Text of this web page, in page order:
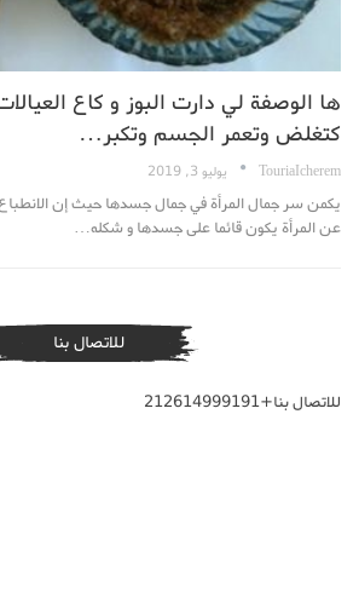
ها الوصفة لي دارت البوز و كاع
كتغلض وتعمر الجسم وتكبر…
TouriaIcherem يوليو 3, 2019
يكمن سر جمال المرأة في جمال جسدها حيث إن الانطباع
عن المرأة يكون قائما على جسدها و شكله…
للاتصال بنا
للاتصال بنا+212614999191